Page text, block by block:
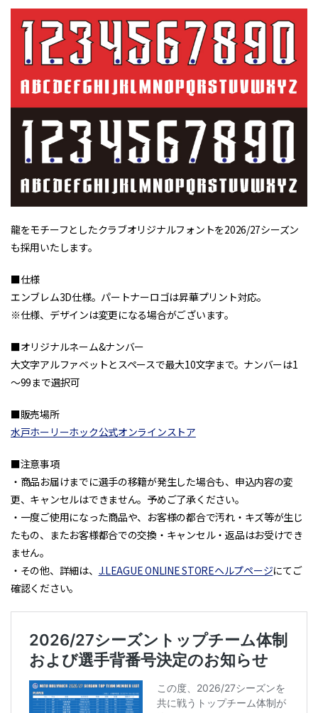
龍をモチーフとしたクラブオリジナルフォントを2026/27シーズン
も採用いたします。
■仕様
エンブレム3D仕様。パートナーロゴは昇華プリント対応。
※仕様、デザインは変更になる場合がございます。
■オリジナルネーム&ナンバー
大文字アルファベットとスペースで最大10文字まで。ナンバーは1
～99まで選択可
■販売場所
水戸ホーリーホック公式オンラインストア
■注意事項
・商品お届けまでに選手の移籍が発生した場合も、申込内容の変
更、キャンセルはできません。予めご了承ください。
・一度ご使用になった商品や、お客様の都合で汚れ・キズ等が生じ
たもの、またお客様都合での交換・キャンセル・返品はお受けでき
ません。
・その他、詳細は、 J.LEAGUE ONLINE STOREヘルプページにてご
確認ください。